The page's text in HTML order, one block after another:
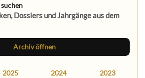
Dossiers und Jahrgänge aus dem
Archiv öffnen
2025 2024 2023